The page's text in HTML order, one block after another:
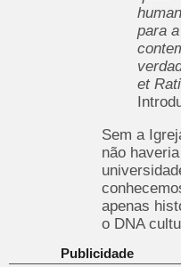
para a
et
Sem a
não
apenas
o DNA
Publicidade